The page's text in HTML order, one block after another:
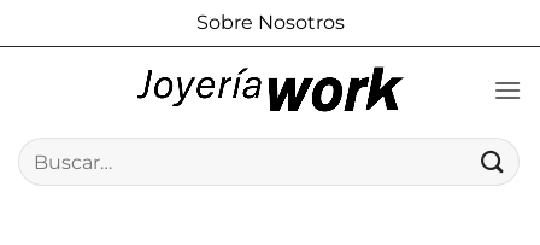
al
Sobre Nosotros
Buscar
por: